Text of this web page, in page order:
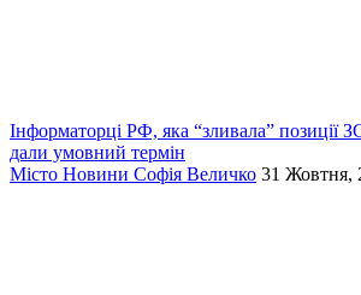
Інформаторці РФ, яка “зливала” позиції
дали умовний термін
Місто Новини Софія Величко 31 Жовтня,